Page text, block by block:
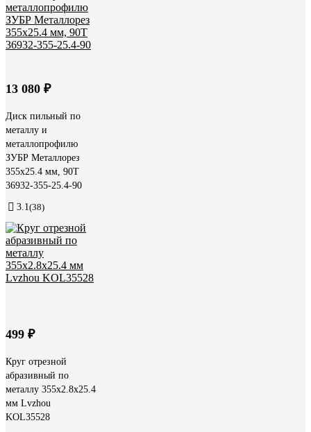
13 080 ₽
Диск пильный по
металлу и
металлопрофилю
ЗУБР Металлорез
355x25.4 мм, 90Т
36932-355-25.4-90
3.1 (38)
499 ₽
Круг отрезной
абразивный по
металлу 355x2.8x25.4
мм Lvzhou
KOL35528